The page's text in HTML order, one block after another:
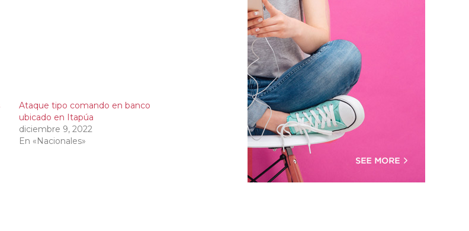
Ataque tipo comando en banco
ubicado en Itapúa
diciembre 9, 2022
En «Nacionales»